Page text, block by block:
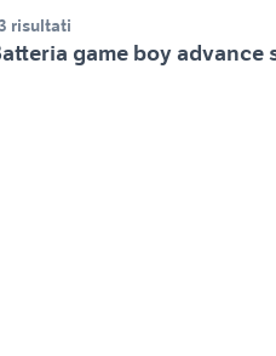
risultati
game boy